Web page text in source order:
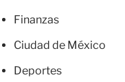
Finanzas
Ciudad de México
Deportes